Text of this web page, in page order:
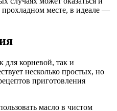
месте, в идеале —
для корневой, так и
несколько простых, но
приготовления
масло в чистом